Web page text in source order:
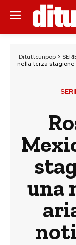
Dituttounpop >
nella terza stagione
una